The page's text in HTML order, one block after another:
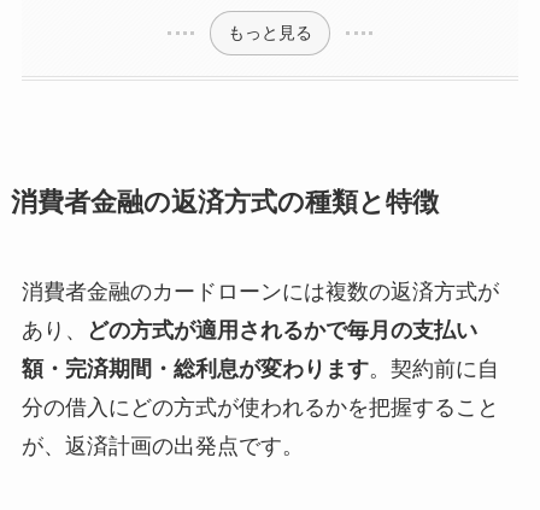
もっと見る
消費者金融の返済方式の種類と特徴
消費者金融のカードローンには複数の返済方式が
あり、
どの方式が適用されるかで毎月の支払い
額・完済期間・総利息が変わります。契約前に自
分の借入にどの方式が使われるかを把握すること
が、返済計画の出発点です。